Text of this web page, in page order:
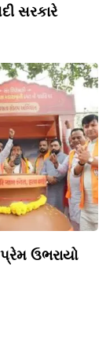
સરકારે
ઉભરાયો